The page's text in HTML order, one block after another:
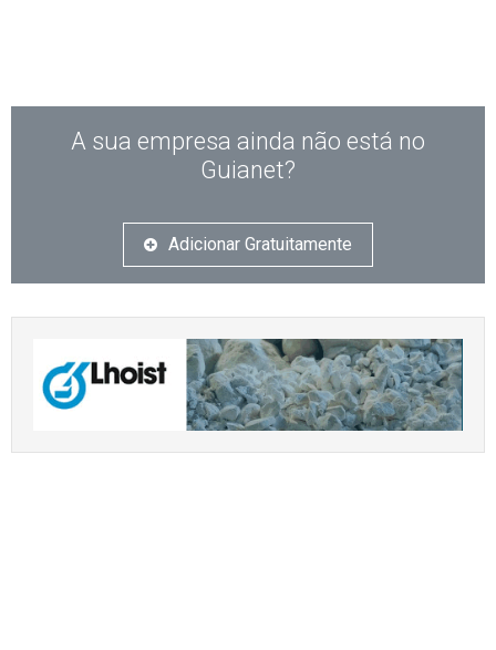
A sua empresa ainda não está no
Guianet?
Adicionar Gratuitamente